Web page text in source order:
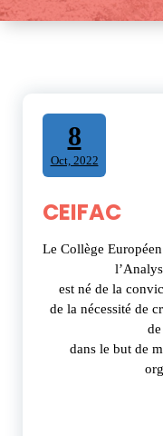
8
Oct, 2022
CEIFAC
Le Collège
est né de la
de la nécessité de
dans le but de